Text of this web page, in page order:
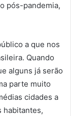
pós-pandemia,
a que nos
Quando
alguns já serão
parte muito
cidades a
habitantes,